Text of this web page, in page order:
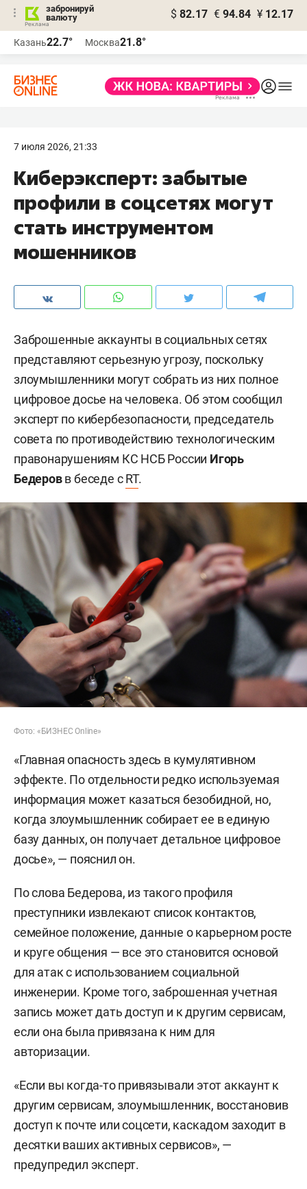
забронируй
валюту
$ 82.17 € 94.84 ¥ 12.17
Казань22.7° Москва21.8°
7 июля 2026, 21:33
Киберэксперт: забытые
профили в соцсетях могут
стать инструментом
мошенников
Заброшенные аккаунты в социальных сетях
представляют серьезную угрозу, поскольку
злоумышленники могут собрать из них полное
цифровое досье на человека. Об этом сообщил
эксперт по кибербезопасности, председатель
совета по противодействию технологическим
правонарушениям КС НСБ России Игорь
Бедеровв беседе сRT.
Фото: «БИЗНЕC Online»
«Главная опасность здесь в кумулятивном
эффекте. По отдельности редко используемая
информация может казаться безобидной, но,
когда злоумышленник собирает ее в единую
базу данных, он получает детальное цифровое
досье», — пояснил он.
По слова Бедерова, из такого профиля
преступники извлекают список контактов,
семейное положение, данные о карьерном росте
и круге общения — все это становится основой
для атак с использованием социальной
инженерии. Кроме того, заброшенная учетная
запись может дать доступ и к другим сервисам,
если она была привязана к ним для
авторизации.
«Если вы когда-то привязывали этот аккаунт к
другим сервисам, злоумышленник, восстановив
доступ к почте или соцсети, каскадом заходит в
десятки ваших активных сервисов», —
предупредил эксперт.